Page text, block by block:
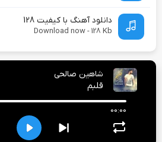
دانلود آهنگ با کیفیت 128
Download now - 128 Kb
شاهین صالحی
قلبم
00:00